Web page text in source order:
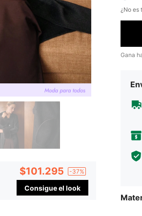
$101.295 -37%
Consigue el look
¿No es
Gana